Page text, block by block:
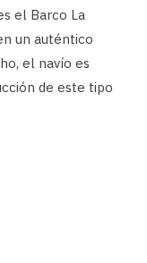
el Barco La
un auténtico
el navío es
de este tipo